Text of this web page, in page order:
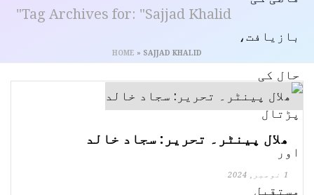
Tag Archives for: "Sajjad Khalid"
HOME » SAJJAD KHALID
ھلال پینٹر۔ تحریر: سجاد خالد
1 نومبر, 2024